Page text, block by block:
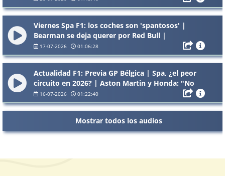
Viernes Spa F1: los coches son 'spantosos' |
Bearman se deja querer por Red Bull |
Verstappen pesca en McLaren - Episodio
exclusivo para mecenas
17-07-2026 01:06:28
Actualidad F1: Previa GP Bélgica | Spa, ¿el peor
circuito en 2026? | Aston Martin y Honda: "No
existen los milagros"
16-07-2026 01:22:40
Mostrar todos los audios